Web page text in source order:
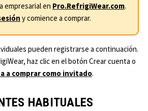
empresarial en Pro.RefrigiWear.com.
y comience a comprar.
pueden registrarse a continuación.
haz clic en el botón Crear cuenta o
a comprar como invitado.
HABITUALES